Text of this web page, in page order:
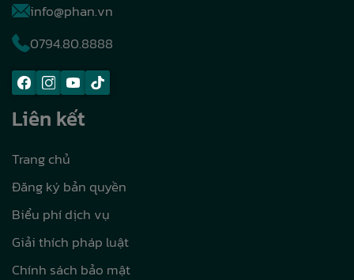
info@phan.vn
0794.80.8888
Liên kết
Trang chủ
Đăng ký bản quyền
Biểu phí dịch vụ
Giải thích pháp luật
Chính sách bảo mật